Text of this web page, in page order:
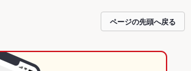
ください。
ページの先頭へ戻る